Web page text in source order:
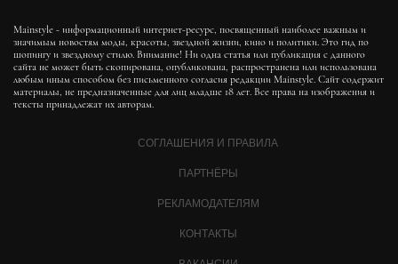
Mainstyle - информационный интернет-ресурс, посвященный наиболее важным и
значимым новостям моды, красоты, звездной жизни, кино и политики. Это гид по
шопингу и звездному стилю. Внимание! Ни одна статья или публикация с данного
сайта не может быть скопирована, опубликована, распространена или использована
любым иным способом без письменного согласия редакции Mainstyle. Сайт содержит
материалы, не предназначенные для лиц младше 18 лет. Все права на изображения и
тексты принадлежат их авторам.
СОГЛАШЕНИЯ И ПРАВИЛА
ПАРТНЁРЫ
РЕКЛАМОДАТЕЛЯМ
КОНТАКТЫ